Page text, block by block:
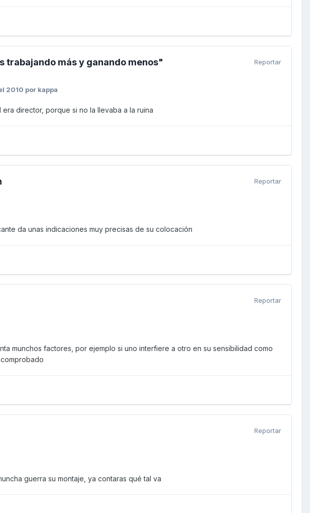
Reportar
trabajando más y ganando menos"
2010 por kappa
director, porque si no la llevaba a la ruina
Reportar
da unas indicaciones muy precisas de su colocación
Reportar
munchos factores, por ejemplo si uno interfiere a otro en su sensibilidad como
Reportar
guerra su montaje, ya contaras qué tal va